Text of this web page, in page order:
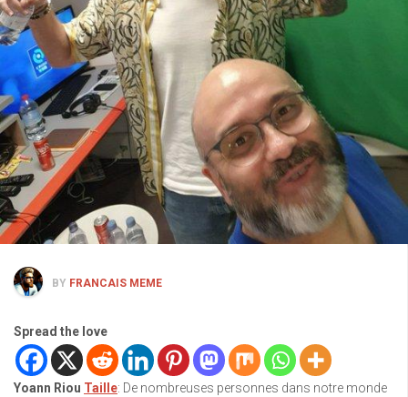
BY FRANCAIS MEME
Spread the love
Yoann Riou Taille: De nombreuses personnes dans notre monde